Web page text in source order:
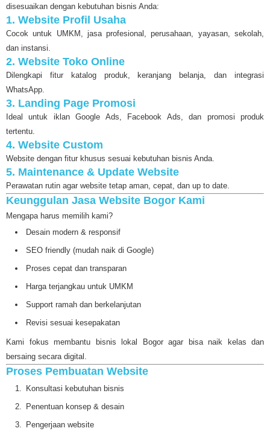
disesuaikan dengan kebutuhan bisnis Anda:
1. Website Profil Usaha
Cocok untuk UMKM, jasa profesional, perusahaan, yayasan, sekolah,
dan instansi.
2. Website Toko Online
Dilengkapi fitur katalog produk, keranjang belanja, dan integrasi
WhatsApp.
3. Landing Page Promosi
Ideal untuk iklan Google Ads, Facebook Ads, dan promosi produk
tertentu.
4. Website Custom
Website dengan fitur khusus sesuai kebutuhan bisnis Anda.
5. Maintenance & Update Website
Perawatan rutin agar website tetap aman, cepat, dan up to date.
Keunggulan Jasa Website Bogor Kami
Mengapa harus memilih kami?
Desain modern & responsif
SEO friendly (mudah naik di Google)
Proses cepat dan transparan
Harga terjangkau untuk UMKM
Support ramah dan berkelanjutan
Revisi sesuai kesepakatan
Kami fokus membantu bisnis lokal Bogor agar bisa naik kelas dan
bersaing secara digital.
Proses Pembuatan Website
Konsultasi kebutuhan bisnis
Penentuan konsep & desain
Pengerjaan website